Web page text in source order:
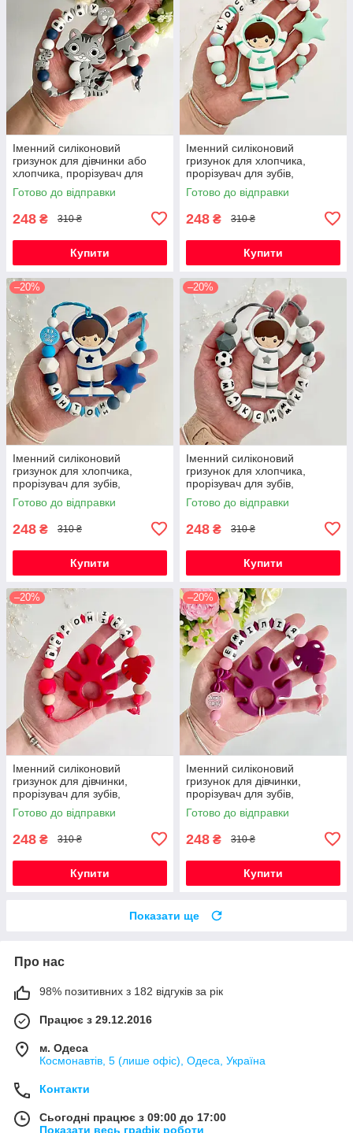
Іменний силіконовий
гризунок для дівчинки або
хлопчика, прорізувач для
зубів, котик Фелікс (сірий)
Готово до відправки
248 ₴ 310 ₴
Купити
Іменний силіконовий
гризунок для хлопчика,
прорізувач для зубів,
Космонавт (м'ята)
Готово до відправки
248 ₴ 310 ₴
Купити
–20%
Іменний силіконовий
гризунок для хлопчика,
прорізувач для зубів,
Космонавт (темно-синій)
Готово до відправки
248 ₴ 310 ₴
Купити
–20%
Іменний силіконовий
гризунок для хлопчика,
прорізувач для зубів,
Космонавт (світло-сірий)
Готово до відправки
248 ₴ 310 ₴
Купити
–20%
Іменний силіконовий
гризунок для дівчинки,
прорізувач для зубів,
Монстера (червоний)
Готово до відправки
248 ₴ 310 ₴
Купити
–20%
Іменний силіконовий
гризунок для дівчинки,
прорізувач для зубів,
Монстера (винний)
Готово до відправки
248 ₴ 310 ₴
Купити
Показати ще
Про нас
98% позитивних з 182 відгуків за рік
Працює з 29.12.2016
м. Одеса
Космонавтів, 5 (лише офіс), Одеса, Україна
Контакти
Сьогодні працює з 09:00 до 17:00
Показати весь графік роботи